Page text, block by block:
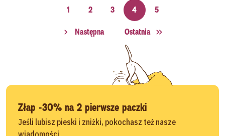
1 2 3 4 5
Następna Ostatnia
Złap -30% na 2 pierwsze paczki
Jeśli lubisz pieski i zniżki, pokochasz też nasze
wiadomości.